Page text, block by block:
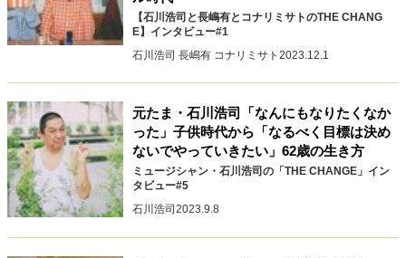
【石川浩司と長嶋有とコナリミサトのTHE CHANG
E】インタビュー#1
石川浩司 長嶋有 コナリミサト 2023.12.1
元たま・石川浩司「なんにもなりたくなか
った」子供時代から「なるべく目標は決め
ないでやっていきたい」62歳の生き方
ミュージシャン・石川浩司の「THE CHANGE」イン
タビュー#5
石川浩司2023.9.8